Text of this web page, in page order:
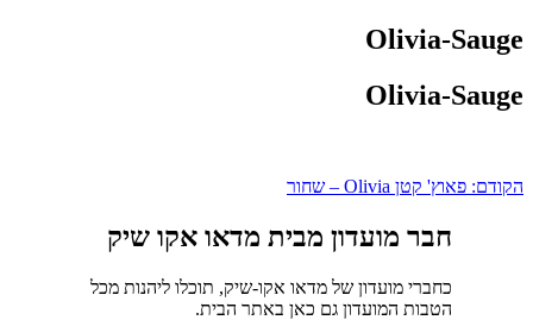
Olivia-Sauge
Olivia-Sauge
ניווט
הקודם: פאוץ' קטן Olivia – שחור
חבר מועדון מבית מדאו אקו שיק
כחברי מועדון של מדאו אקו-שיק, תוכלו ליהנות מכל
הטבות המועדון גם כאן באתר הבית.